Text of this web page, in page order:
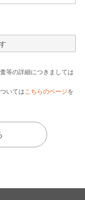
等の詳細につきましては
いてはこちらのページを